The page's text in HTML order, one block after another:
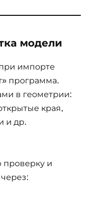
модели
импорте
программа.
в геометрии:
края,
и др.
проверку и